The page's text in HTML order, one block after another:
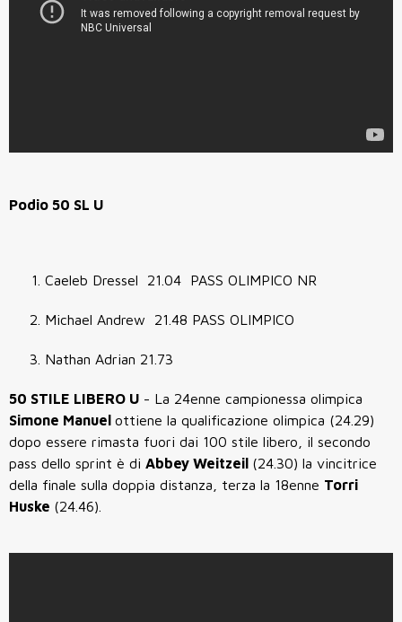
Podio 50 SL U
Caeleb Dressel 21.04 PASS OLIMPICO NR
Michael Andrew 21.48 PASS OLIMPICO
Nathan Adrian 21.73
50 STILE LIBERO U - La 24enne campionessa olimpica
Simone Manuel ottiene la qualificazione olimpica (24.29)
dopo essere rimasta fuori dai 100 stile libero, il secondo
pass dello sprint è di Abbey Weitzeil (24.30) la vincitrice
della finale sulla doppia distanza, terza la 18enne Torri
Huske (24.46).